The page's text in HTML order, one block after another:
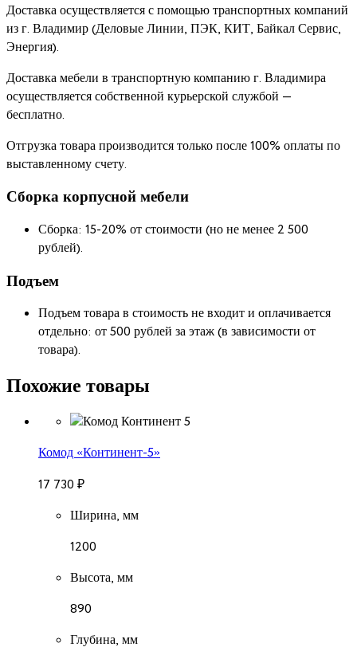
Доставка осуществляется с помощью транспортных компаний
из г. Владимир (Деловые Линии, ПЭК, КИТ, Байкал Сервис,
Энергия).
Доставка мебели в транспортную компанию г. Владимира
осуществляется собственной курьерской службой —
бесплатно.
Отгрузка товара производится только после 100% оплаты по
выставленному счету.
Сборка корпусной мебели
Сборка: 15-20% от стоимости (но не менее 2 500
рублей).
Подъем
Подъем товара в стоимость не входит и оплачивается
отдельно: от 500 рублей за этаж (в зависимости от
товара).
Похожие товары
Комод «Континент-5»
17 730 ₽
Ширина, мм
1200
Высота, мм
890
Глубина, мм